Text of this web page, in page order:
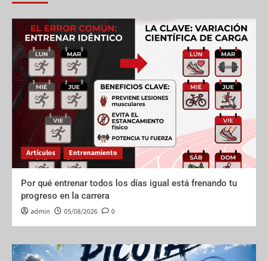
Artículos Entrenamiento
Por qué entrenar todos los días igual está frenando tu
progreso en la carrera
admin 05/08/2026 0